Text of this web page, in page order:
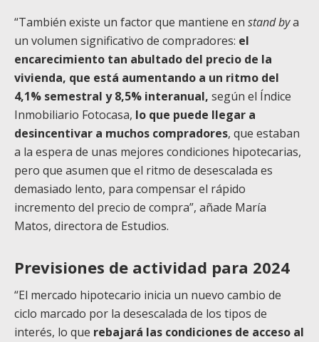
“También existe un factor que mantiene en stand bya
un volumen significativo de compradores: el
encarecimiento tan abultado del precio de la
vivienda, que está aumentando a un ritmo del
4,1% semestral y 8,5% interanual, según el Índice
Inmobiliario Fotocasa, lo que puede llegar a
desincentivar a muchos compradores, que estaban
a la espera de unas mejores condiciones hipotecarias,
pero que asumen que el ritmo de desescalada es
demasiado lento, para compensar el rápido
incremento del precio de compra”, añade María
Matos, directora de Estudios.
Previsiones de actividad para 2024
“El mercado hipotecario inicia un nuevo cambio de
ciclo marcado por la desescalada de los tipos de
interés, lo que rebajará las condiciones de acceso al